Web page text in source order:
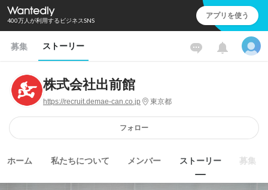
400万人が利用するビジネスSNS アプリを使う
募集 ストーリー
株式会社出前館
https://recruit.demae-can.co.jp 東京都
フォロー
ホーム 私たちについて メンバー ストーリー 募集